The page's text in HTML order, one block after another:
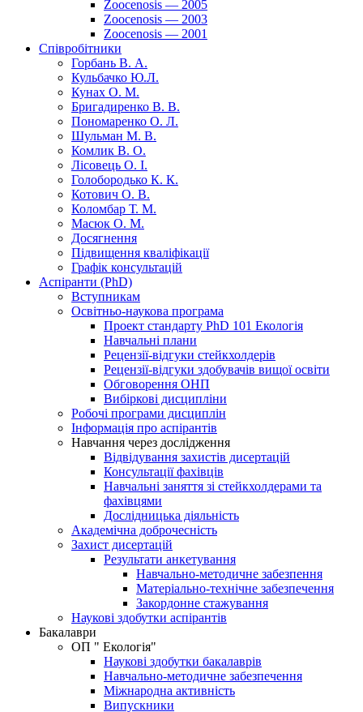
Zoocenosis — 2005
Zoocenosis — 2003
Zoocenosis — 2001
Співробітники
Горбань В. А.
Кульбачко Ю.Л.
Кунах О. М.
Бригадиренко В. В.
Пономаренко О. Л.
Шульман М. В.
Комлик В. О.
Лісовець О. І.
Голобородько К. К.
Котович О. В.
Коломбар Т. М.
Масюк О. М.
Досягнення
Підвищення кваліфікації
Графік консультацій
Аспіранти (PhD)
Вступникам
Освітньо-наукова програма
Проект стандарту PhD 101 Екологія
Навчальні плани
Рецензії-відгуки стейкхолдерів
Рецензії-відгуки здобувачів вищої освіти
Обговорення ОНП
Вибіркові дисципліни
Робочі програми дисциплін
Інформація про аспірантів
Навчання через дослідження
Відвідування захистів дисертацій
Консультації фахівців
Навчальні заняття зі стейкхолдерами та
фахівцями
Дослідницька діяльність
Академічна доброчесність
Захист дисертацій
Результати анкетування
Навчально-методичне забезпення
Матеріально-технічне забезпечення
Закордонне стажування
Наукові здобутки аспірантів
Бакалаври
ОП " Екологія"
Наукові здобутки бакалаврів
Навчально-методичне забезпечення
Міжнародна активність
Випускники